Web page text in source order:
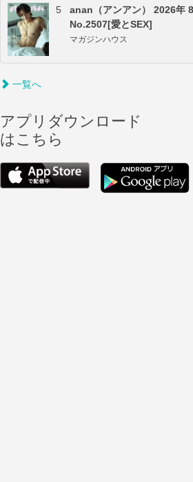
5
anan（アンアン） 2026年
No.2507[愛とSEX]
マガジンハウス
一覧へ
アプリダウンロード
はこちら